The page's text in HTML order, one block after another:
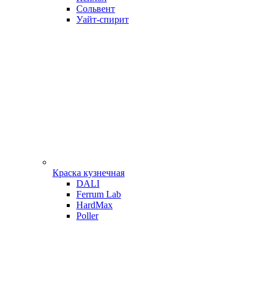
Сольвент
Уайт-спирит
Краска кузнечная
DALI
Ferrum Lab
HardMax
Poller